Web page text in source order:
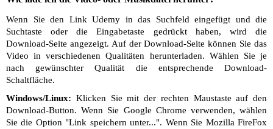
Wenn Sie den Link Udemy in das Suchfeld eingefügt und die
Suchtaste oder die Eingabetaste gedrückt haben, wird die
Download-Seite angezeigt. Auf der Download-Seite können Sie das
Video in verschiedenen Qualitäten herunterladen. Wählen Sie je
nach gewünschter Qualität die entsprechende Download-
Schaltfläche.
Windows/Linux: Klicken Sie mit der rechten Maustaste auf den
Download-Button. Wenn Sie Google Chrome verwenden, wählen
Sie die Option "Link speichern unter...". Wenn Sie Mozilla FireFox